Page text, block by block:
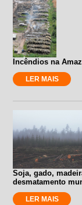
Incêndios na
LER MAIS
Soja, gado,
desmatamento
LER MAIS